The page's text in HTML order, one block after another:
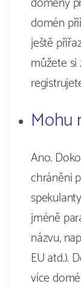
domén
ještě
můžete
Mohu
Ano.
chráněni
jméně
názvu,
EU atd.).
více